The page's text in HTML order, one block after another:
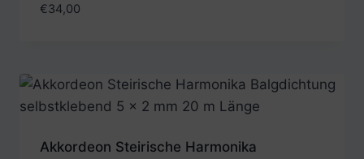
€34,00
Akkordeon Steirische Harmonika